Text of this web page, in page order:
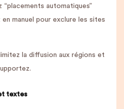
“placements automatiques”
manuel pour exclure les sites
la diffusion aux régions et
textes